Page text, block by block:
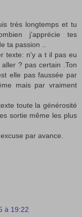
très longtemps et tu
j’apprécie tes
ta passion ..
texte: n'y a t il pas eu
? pas certain .Ton
elle pas faussée par
mais par vraiment
toute la générosité
sortie même les plus
par avance.
à 19:22